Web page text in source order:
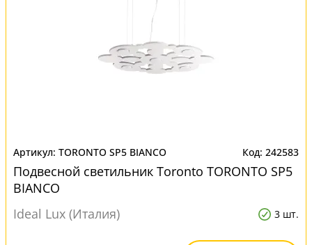
TORONTO SP5 BIANCO 242583
Подвесной светильник Toronto TORONTO SP5
BIANCO
Ideal Lux (Италия)
3 шт.